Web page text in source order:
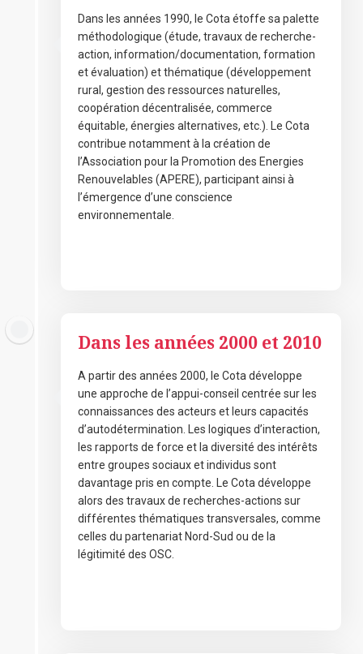
Dans les années 1990, le Cota étoffe sa palette
méthodologique (étude, travaux de recherche-
action, information/documentation, formation
et évaluation) et thématique (développement
rural, gestion des ressources naturelles,
coopération décentralisée, commerce
équitable, énergies alternatives, etc.). Le Cota
contribue notamment à la création de
l’Association pour la Promotion des Energies
Renouvelables (APERE), participant ainsi à
l’émergence d’une conscience
environnementale.
Dans les années 2000 et 2010
A partir des années 2000, le Cota développe
une approche de l’appui-conseil centrée sur les
connaissances des acteurs et leurs capacités
d’autodétermination. Les logiques d’interaction,
les rapports de force et la diversité des intérêts
entre groupes sociaux et individus sont
davantage pris en compte. Le Cota développe
alors des travaux de recherches-actions sur
différentes thématiques transversales, comme
celles du partenariat Nord-Sud ou de la
légitimité des OSC.